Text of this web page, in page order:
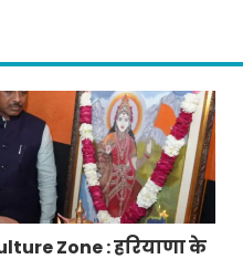
Zone : हरियाणा के